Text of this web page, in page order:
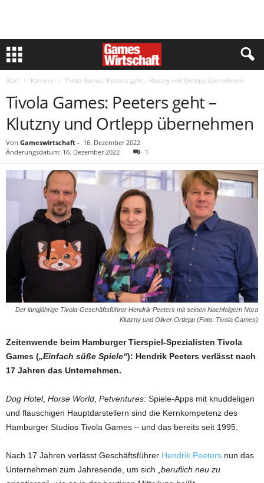
Start Karriere Tivola Games: Peeters geht – Klutzny und Ortlepp übernehmen
Tivola Games: Peeters geht –
Klutzny und Ortlepp übernehmen
Von Gameswirtschaft - 16. Dezember 2022
Änderungsdatum: 16. Dezember 2022
1
Der langjährige Tivola-Geschäftsführer Hendrik Peeters mit seinen Nachfolgern Nora
Klutzny und Oliver Ortlepp (Foto: Tivola Games)
Zeitenwende beim Hamburger Tierspiel-Spezialisten Tivola
Games („Einfach süße Spiele“): Hendrik Peeters verlässt nach
17 Jahren das Unternehmen.
Dog Hotel, Horse World Petventures: Spiele-Apps mit knuddeligen
und flauschigen Hauptdarstellern sind die Kernkompetenz des
Hamburger Studios Tivola Games – und das bereits seit 1995.
Nach 17 Jahren verlässt Geschäftsführer Hendrik Peeters nun das
Unternehmen zum Jahresende, um sich
„beruflich neu zu